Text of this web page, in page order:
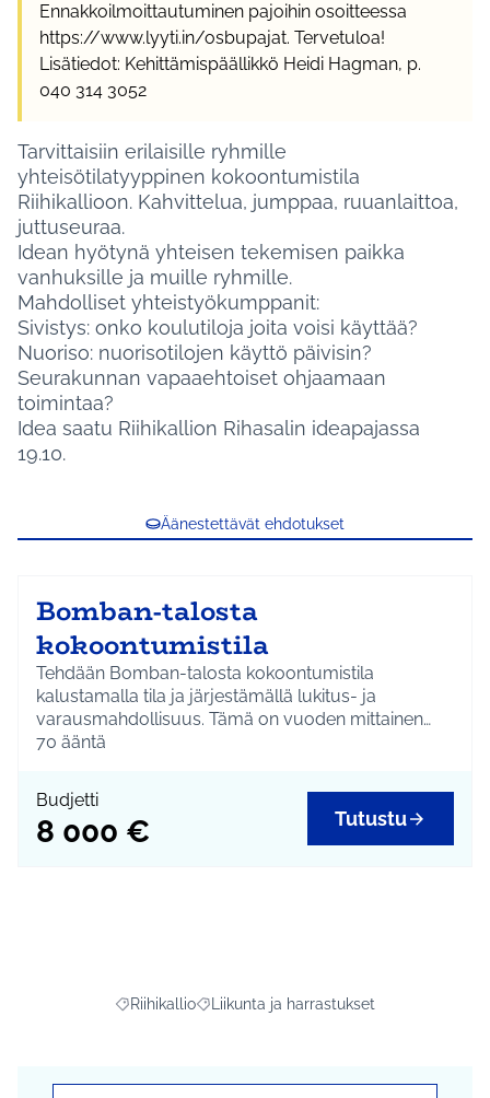
Ennakkoilmoittautuminen pajoihin osoitteessa
https://www.lyyti.in/osbupajat. Tervetuloa!
Lisätiedot: Kehittämispäällikkö Heidi Hagman, p.
040 314 3052
Tarvittaisiin erilaisille ryhmille
yhteisötilatyyppinen kokoontumistila
Riihikallioon. Kahvittelua, jumppaa, ruuanlaittoa,
juttuseuraa.
Idean hyötynä yhteisen tekemisen paikka
vanhuksille ja muille ryhmille.
Mahdolliset yhteistyökumppanit:
Sivistys: onko koulutiloja joita voisi käyttää?
Nuoriso: nuorisotilojen käyttö päivisin?
Seurakunnan vapaaehtoiset ohjaamaan
toimintaa?
Idea saatu Riihikallion Rihasalin ideapajassa
19.10.
Äänestettävät ehdotukset
Bomban-talosta
kokoontumistila
Tehdään Bomban-talosta kokoontumistila
kalustamalla tila ja järjestämällä lukitus- ja
varausmahdollisuus. Tämä on vuoden mittainen
kokeilu. Kustannukset koostuvat pääasiassa
varausjärjestelmästä.
70 ääntä
Budjetti
8 000 € Tutustu
Rajaa tulokset aihepiirin mukaan: Riihikallio
RiihikallioRajaa tulokset teeman mukaan: Liikunta
Liikunta ja harrastukset